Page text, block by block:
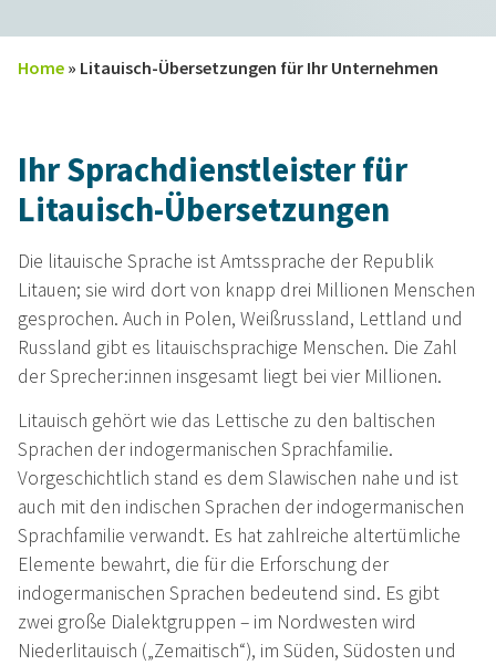
Home » Litauisch-Übersetzungen für Ihr Unternehmen
Ihr Sprachdienstleister für
Litauisch-Übersetzungen
Die litauische Sprache ist Amtssprache der Republik
Litauen; sie wird dort von knapp drei Millionen Menschen
gesprochen. Auch in Polen, Weißrussland, Lettland und
Russland gibt es litauischsprachige Menschen. Die Zahl
der Sprecher:innen insgesamt liegt bei vier Millionen.
Litauisch gehört wie das Lettische zu den baltischen
Sprachen der indogermanischen Sprachfamilie.
Vorgeschichtlich stand es dem Slawischen nahe und ist
auch mit den indischen Sprachen der indogermanischen
Sprachfamilie verwandt. Es hat zahlreiche altertümliche
Elemente bewahrt, die für die Erforschung der
indogermanischen Sprachen bedeutend sind. Es gibt
zwei große Dialektgruppen – im Nordwesten wird
Niederlitauisch („Zemaitisch“), im Süden, Südosten und